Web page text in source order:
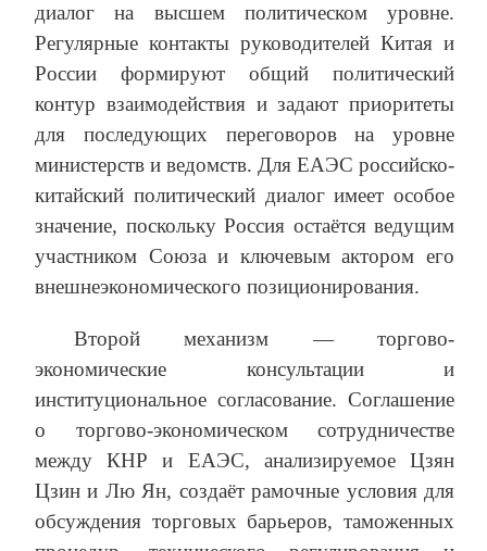
диалог на высшем политическом уровне.
Регулярные контакты руководителей Китая и
России формируют общий политический
контур взаимодействия и задают приоритеты
для последующих переговоров на уровне
министерств и ведомств. Для ЕАЭС российско-
китайский политический диалог имеет особое
значение, поскольку Россия остаётся ведущим
участником Союза и ключевым актором его
внешнеэкономического позиционирования.
Второй механизм — торгово-
экономические консультации и
институциональное согласование. Соглашение
о торгово-экономическом сотрудничестве
между КНР и ЕАЭС, анализируемое Цзян
Цзин и Лю Ян, создаёт рамочные условия для
обсуждения торговых барьеров, таможенных